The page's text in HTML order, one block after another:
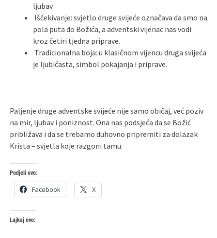
ljubav.
Iščekivanje: svjetlo druge svijeće označava da smo na
pola puta do Božića, a adventski vijenac nas vodi
kroz četiri tjedna priprave.
Tradicionalna boja: u klasičnom vijencu druga svijeća
je ljubičasta, simbol pokajanja i priprave.
Paljenje druge adventske svijeće nije samo običaj, već poziv
na mir, ljubav i poniznost. Ona nas podsjeća da se Božić
približava i da se trebamo duhovno pripremiti za dolazak
Krista – svjetla koje razgoni tamu.
Podjeli ovo:
Facebook X
Lajkaj ovo: